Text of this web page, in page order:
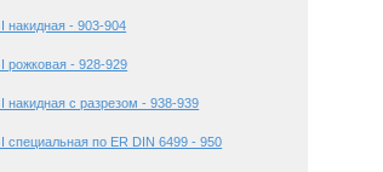
накидная - 903-904
рожковая - 928-929
накидная с разрезом - 938-939
специальная по ER DIN 6499 - 950